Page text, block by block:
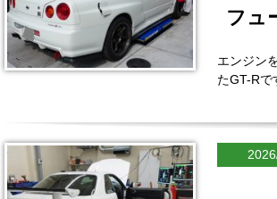
フュ
エンジン
たGT-R